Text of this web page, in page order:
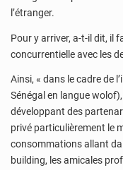
l’étranger.
Pour y arriver, a-t-il dit, il
concurrentielle avec les
Ainsi, « dans le cadre de
Sénégal en langue
développant des
privé particulièrement le
consommations allant
building, les amicales